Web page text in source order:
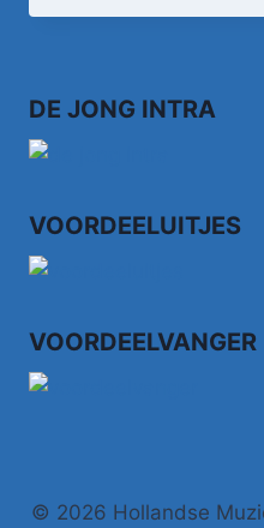
ALS
SPEELT
DE JONG INTRA
VOORDEELUITJES
VOORDEELVANGER
© 2026 Hollandse